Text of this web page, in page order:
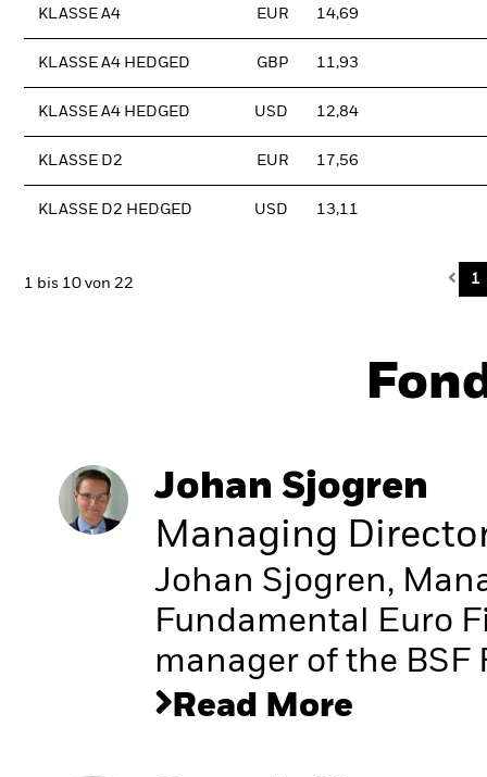
KLASSE A4 EUR 14,69
KLASSE A4 HEDGED GBP 11,93
KLASSE A4 HEDGED USD 12,84
KLASSE D2 EUR 17,56
KLASSE D2 HEDGED USD 13,11
1 bis 10 von 22 1
Johan Sjogren
Managing
Johan Sjogren,
Fundamental Euro
manager of the BSF
Read More